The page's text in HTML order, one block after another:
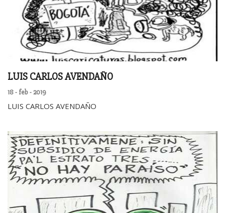
LUIS CARLOS AVENDAÑO
18 - feb - 2019
LUIS CARLOS AVENDAÑO